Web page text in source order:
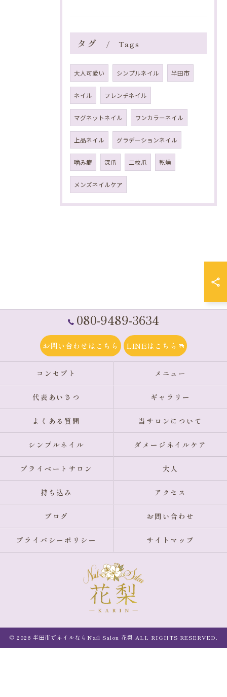
タグ Tags
大人可愛い シンプルネイル 半田市
ネイル フレンチネイル
マグネットネイル ワンカラーネイル
上品ネイル グラデーションネイル
噛み癖 深爪 二枚爪 乾燥
メンズネイルケア
080-9489-3634
お問い合わせはこちら LINEはこちら
コンセプト メニュー
代表あいさつ ギャラリー
よくある質問 当サロンについて
シンプルネイル ダメージネイルケア
プライベートサロン 大人
持ち込み アクセス
ブログ お問い合わせ
プライバシーポリシー サイトマップ
© 2026 半田市でネイルならNail Salon 花梨 ALL RIGHTS RESERVED.